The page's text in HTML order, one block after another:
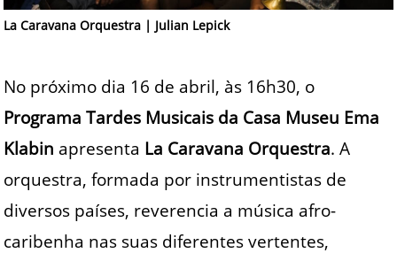
La Caravana Orquestra | Julian Lepick
No próximo dia 16 de abril, às 16h30, o
Programa Tardes Musicais da Casa Museu Ema
Klabin apresenta La Caravana Orquestra. A
orquestra, formada por instrumentistas de
diversos países, reverencia a música afro-
caribenha nas suas diferentes vertentes,